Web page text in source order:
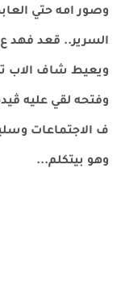
وصور امه حتي
السرير.. قعد فهد
ويعيط شاف الاب
وفتحه لقي عليه
ف الاجتماعات
وهو بيتكلم...